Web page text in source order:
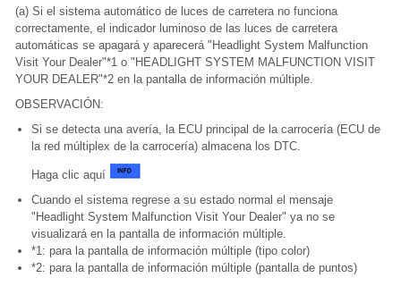
(a) Si el sistema automático de luces de carretera no funciona
correctamente, el indicador luminoso de las luces de carretera
automáticas se apagará y aparecerá "Headlight System Malfunction
Visit Your Dealer"*1 o "HEADLIGHT SYSTEM MALFUNCTION VISIT
YOUR DEALER"*2 en la pantalla de información múltiple.
OBSERVACIÓN:
Si se detecta una avería, la ECU principal de la carrocería (ECU de
la red múltiplex de la carrocería) almacena los DTC.
Haga clic aquí
Cuando el sistema regrese a su estado normal el mensaje
"Headlight System Malfunction Visit Your Dealer" ya no se
visualizará en la pantalla de información múltiple.
*1: para la pantalla de información múltiple (tipo color)
*2: para la pantalla de información múltiple (pantalla de puntos)